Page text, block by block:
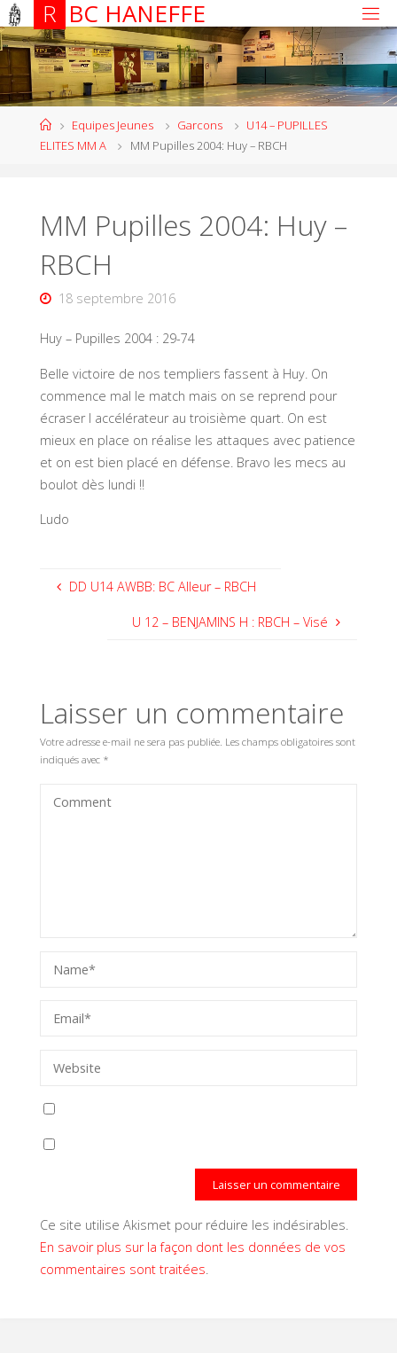
R BC HANEFFE
Equipes Jeunes Garcons
U14 – PUPILLES
ELITES MM A
MM Pupilles 2004: Huy – RBCH
MM Pupilles 2004: Huy –
RBCH
18 septembre 2016
Huy – Pupilles 2004 : 29-74
Belle victoire de nos templiers fassent à Huy. On
commence mal le match mais on se reprend pour
écraser l accélérateur au troisième quart. On est
mieux en place on réalise les attaques avec patience
et on est bien placé en défense. Bravo les mecs au
boulot dès lundi !!
Ludo
DD U14 AWBB: BC Alleur – RBCH
U 12 – BENJAMINS H : RBCH – Visé
Laisser un commentaire
Votre adresse e-mail ne sera pas publiée. Les champs obligatoires sont
indiqués avec *
Ce site utilise Akismet pour réduire les indésirables.
En savoir plus sur la façon dont les données de vos
commentaires sont traitées